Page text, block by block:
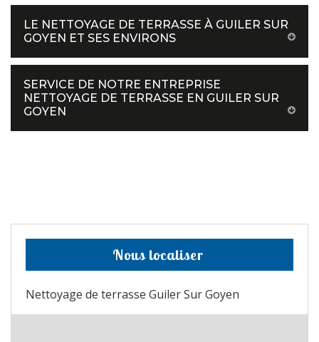
LE NETTOYAGE DE TERRASSE À GUILER SUR
GOYEN ET SES ENVIRONS
SERVICE DE NOTRE ENTREPRISE
NETTOYAGE DE TERRASSE EN GUILER SUR
GOYEN
Nous localiser
Nettoyage de terrasse Guiler Sur Goyen